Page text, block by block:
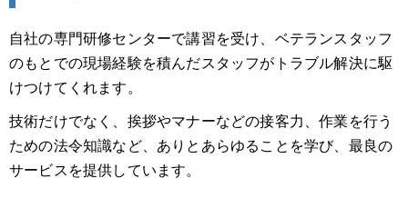
自社の専門研修センターで講習を受け、ベテランスタッフ
のもとでの現場経験を積んだスタッフがトラブル解決に駆
けつけてくれます。
技術だけでなく、挨拶やマナーなどの接客力、作業を行う
ための法令知識など、ありとあらゆることを学び、最良の
サービスを提供しています。